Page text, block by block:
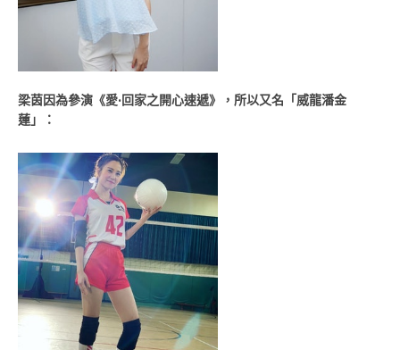
梁茵因為參演《愛·回家之開心速遞》，所以又名「威龍潘金
蓮」：